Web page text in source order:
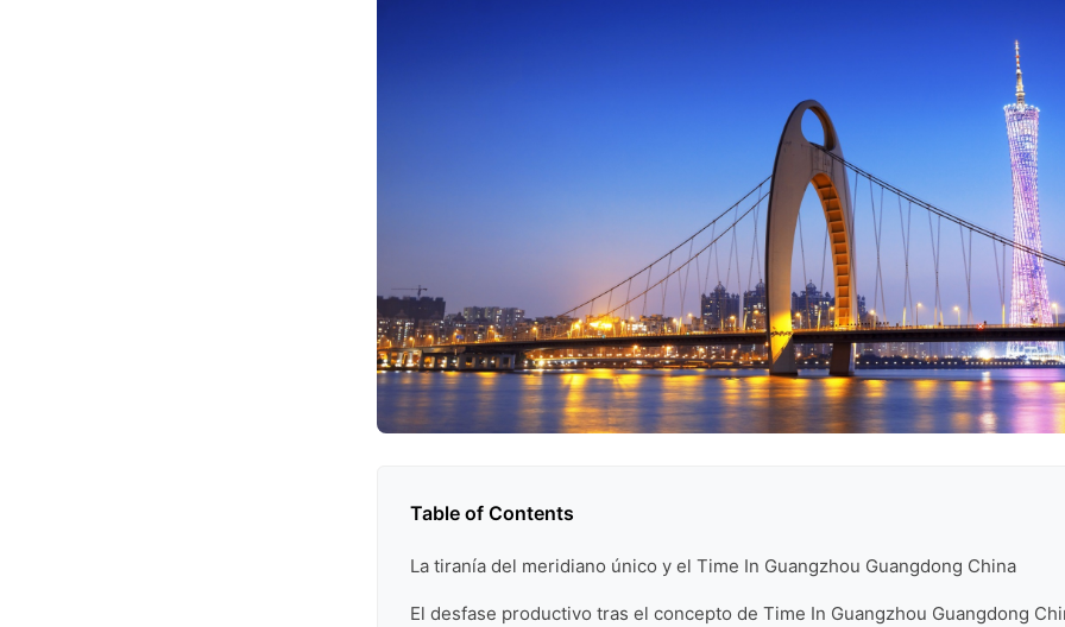
Table of Contents
La tiranía del meridiano único y el Time In Guangzhou Guangdong China
El desfase productivo tras el concepto de Time In Guangzhou Guangdong